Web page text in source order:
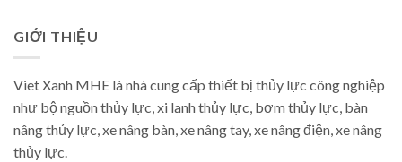
GIỚI THIỆU
Viet Xanh MHE là nhà cung cấp thiết bị thủy lực công nghiệp
như bộ nguồn thủy lực, xi lanh thủy lực, bơm thủy lực, bàn
nâng thủy lực, xe nâng bàn, xe nâng tay, xe nâng điện, xe nâng
thủy lực.